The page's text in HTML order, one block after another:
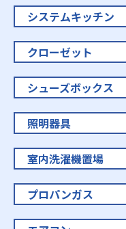
システムキッチン
クローゼット
シューズボックス
照明器具
室内洗濯機置場
プロパンガス